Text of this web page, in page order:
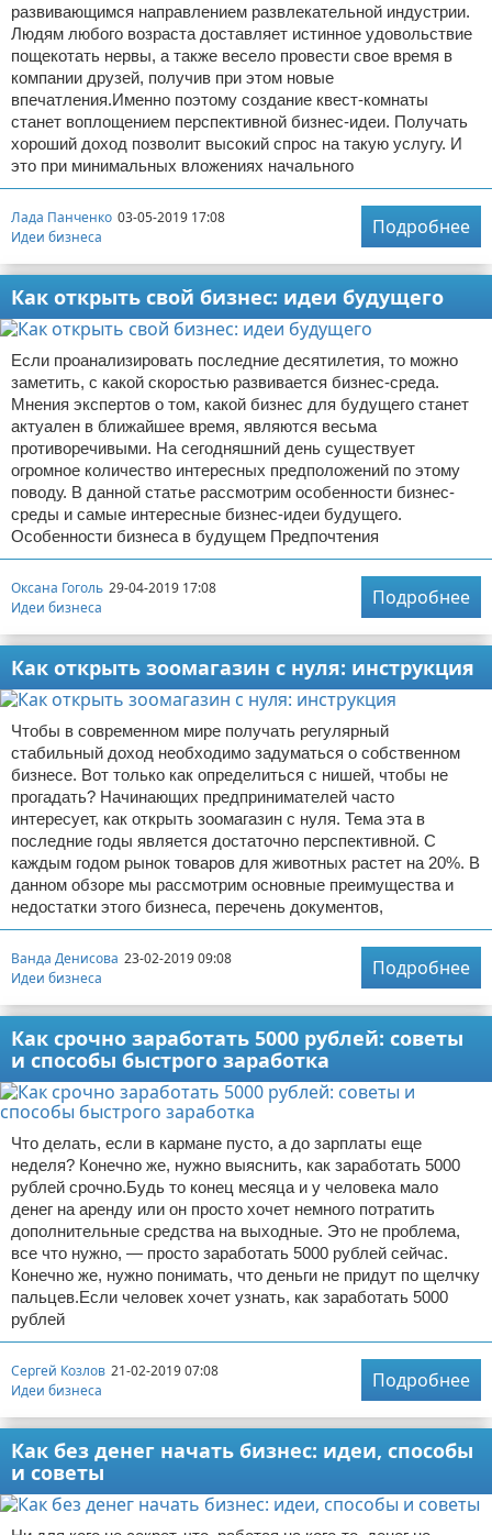
развивающимся направлением развлекательной индустрии.
Людям любого возраста доставляет истинное удовольствие
пощекотать нервы, а также весело провести свое время в
компании друзей, получив при этом новые
впечатления.Именно поэтому создание квест-комнаты
станет воплощением перспективной бизнес-идеи. Получать
хороший доход позволит высокий спрос на такую услугу. И
это при минимальных вложениях начального
Лада Панченко 03-05-2019 17:08
Идеи бизнеса
Подробнее
Как открыть свой бизнес: идеи будущего
Если проанализировать последние десятилетия, то можно
заметить, с какой скоростью развивается бизнес-среда.
Мнения экспертов о том, какой бизнес для будущего станет
актуален в ближайшее время, являются весьма
противоречивыми. На сегодняшний день существует
огромное количество интересных предположений по этому
поводу. В данной статье рассмотрим особенности бизнес-
среды и самые интересные бизнес-идеи будущего.
Особенности бизнеса в будущем Предпочтения
Оксана Гоголь 29-04-2019 17:08
Идеи бизнеса
Подробнее
Как открыть зоомагазин с нуля: инструкция
Чтобы в современном мире получать регулярный
стабильный доход необходимо задуматься о собственном
бизнесе. Вот только как определиться с нишей, чтобы не
прогадать? Начинающих предпринимателей часто
интересует, как открыть зоомагазин с нуля. Тема эта в
последние годы является достаточно перспективной. С
каждым годом рынок товаров для животных растет на 20%. В
данном обзоре мы рассмотрим основные преимущества и
недостатки этого бизнеса, перечень документов,
Ванда Денисова 23-02-2019 09:08
Идеи бизнеса
Подробнее
Как срочно заработать 5000 рублей: советы
и способы быстрого заработка
Что делать, если в кармане пусто, а до зарплаты еще
неделя? Конечно же, нужно выяснить, как заработать 5000
рублей срочно.Будь то конец месяца и у человека мало
денег на аренду или он просто хочет немного потратить
дополнительные средства на выходные. Это не проблема,
все что нужно, — просто заработать 5000 рублей сейчас.
Конечно же, нужно понимать, что деньги не придут по щелчку
пальцев.Если человек хочет узнать, как заработать 5000
рублей
Сергей Козлов 21-02-2019 07:08
Идеи бизнеса
Подробнее
Как без денег начать бизнес: идеи, способы
и советы